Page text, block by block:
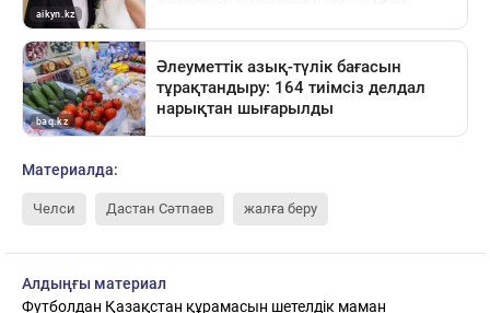
Материалда:
Челси Дастан Сәтпаев жалға беру
Алдыңғы материал
Футболдан Қазақстан құрамасын шетелдік маман